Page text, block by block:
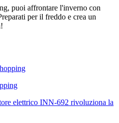
puoi affrontare l'inverno con
per il freddo e crea un